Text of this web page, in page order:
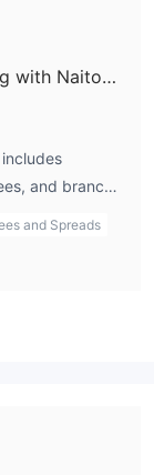
could be a
What are the detailed fees for trading with Naito Securities?
and branch
can range
plans: the
at JPY
customer
and Spreads